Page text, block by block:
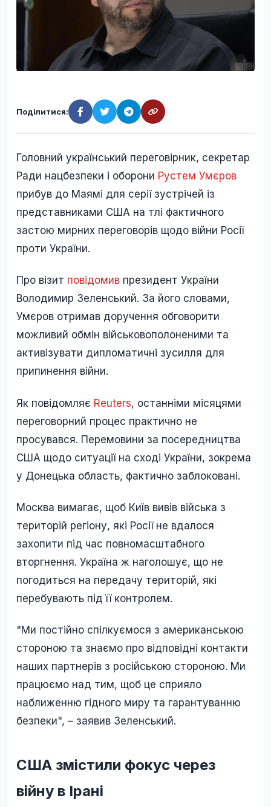
Поділитися:
Головний український переговірник, секретар
Ради нацбезпеки і оборони Рустем Умєров
прибув до Маямі для серії зустрічей із
представниками США на тлі фактичного
застою мирних переговорів щодо війни Росії
проти України.
Про візит повідомив президент України
Володимир Зеленський. За його словами,
Умєров отримав доручення обговорити
можливий обмін військовополоненими та
активізувати дипломатичні зусилля для
припинення війни.
Як повідомляє Reuters, останніми місяцями
переговорний процес практично не
просувався. Перемовини за посередництва
США щодо ситуації на сході України, зокрема
у Донецька область, фактично заблоковані.
Москва вимагає, щоб Київ вивів війська з
територій регіону, які Росії не вдалося
захопити під час повномасштабного
вторгнення. Україна ж наголошує, що не
погодиться на передачу територій, які
перебувають під її контролем.
"Ми постійно спілкуємося з американською
стороною та знаємо про відповідні контакти
наших партнерів з російською стороною. Ми
працюємо над тим, щоб це сприяло
наближенню гідного миру та гарантуванню
безпеки", – заявив Зеленський.
США змістили фокус через
війну в Ірані